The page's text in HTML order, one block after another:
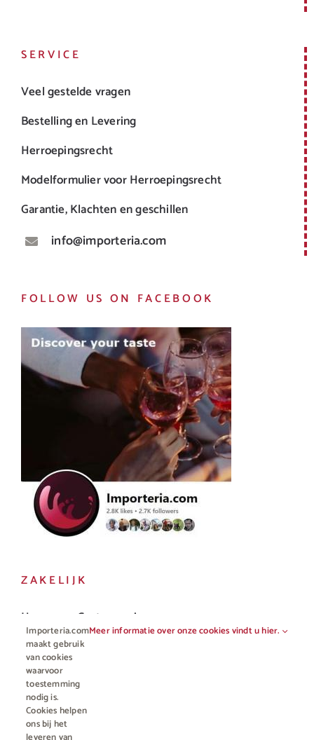
SERVICE
Veel gestelde vragen
Bestelling en Levering
Herroepingsrecht
Modelformulier voor Herroepingsrecht
Garantie, Klachten en geschillen
info@importeria.com
FOLLOW US ON FACEBOOK
ZAKELIJK
Horeca en Gastronomie
Vakhandel
Importeria.com
maakt gebruik
van cookies
waarvoor
toestemming
nodig is.
Cookies helpen
ons bij het
Meer informatie over onze cookies vindt u hier.